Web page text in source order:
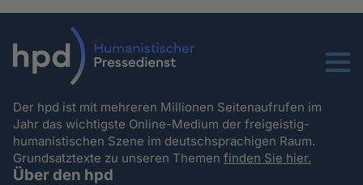
Menu
Der hpd ist mit mehreren Millionen Seitenaufrufen im
Jahr das wichtigste Online-Medium der freigeistig-
humanistischen Szene im deutschsprachigen Raum.
Grundsatztexte zu unseren Themenfinden Sie hier.
Über den hpd